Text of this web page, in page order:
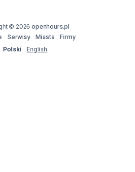
© 2026openhours.pl
Serwisy Miasta
Firmy
Polski
English